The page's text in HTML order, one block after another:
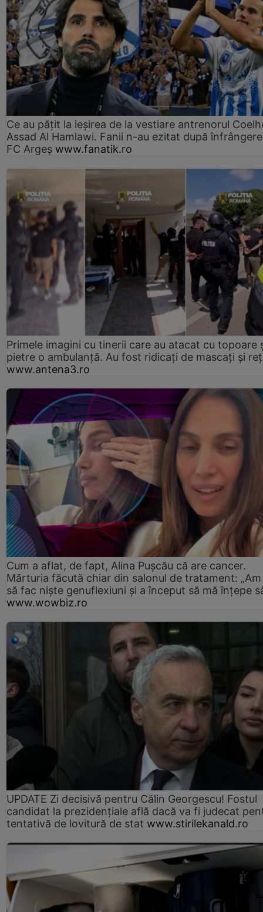
Ce au pățit la ieșirea de la vestiare antrenorul
Assad Al Hamlawi. Fanii n-au ezitat după
FC Argeș www.fanatik.ro
Primele imagini cu tinerii care au atacat cu topoare
pietre o ambulanță. Au fost ridicați de mascați și
www.antena3.ro
Cum a aflat, de fapt, Alina Pușcău că are cancer.
Mărturia făcută chiar din salonul de tratament:
să fac niște genuflexiuni și a început să mă înțepe
www.wowbiz.ro
UPDATE Zi decisivă pentru Călin Georgescu! Fostul
candidat la prezidențiale află dacă va fi judecat
tentativă de lovitură de stat www.stirilekanald.ro